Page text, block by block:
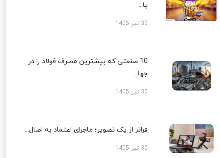
پا...
30 تیر 1405
10 صنعتی که بیشترین مصرف فولاد را در
جها...
30 تیر 1405
فراتر از یک تصویر؛ ماجرای اعتماد به اصال...
30 تیر 1405